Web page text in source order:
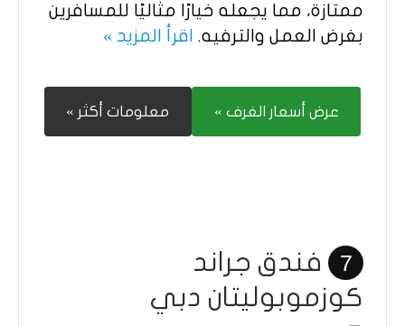
ممتازة، مما يجعله خيارًا مثاليًا للمسافرين
بغرض العمل والترفيه.​ اقرأ المزيد »
عرض أسعار الغرف » معلومات أكثر »
7
فندق جراند
كوزموبوليتان دبي